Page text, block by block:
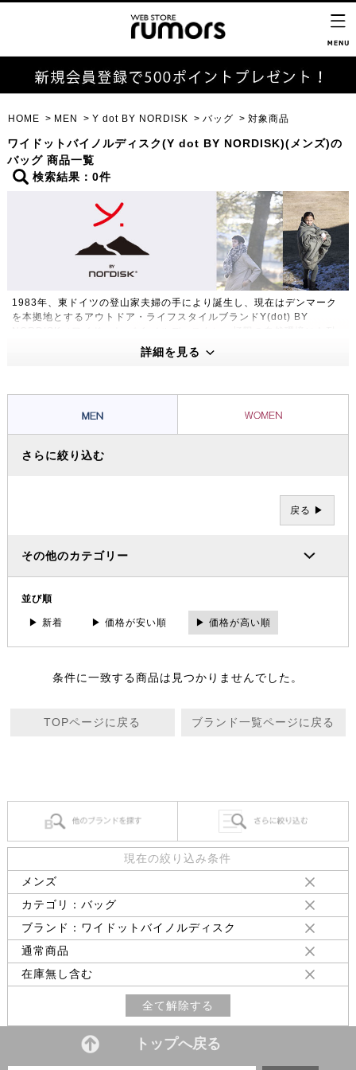
HOME MEN Y dot BY NORDISK バッグ 対象商品
ワイドットバイノルディスク(Y dot BY NORDISK)(メンズ)の
バッグ 商品一覧
検索結果：0件
1983年、東ドイツの登山家夫婦の手により誕生し、現在はデンマーク
を本拠地とするアウトドア・ライフスタイルブランドY(dot) BY
えうる高い機能性・保温性をもつプロダクトは、アウトドアのプロフェ
ッショナルたちから信頼を集め、数々の過酷な冒険やレースを支えてき
詳細を見る
さらに絞り込む
戻る ▶
その他のカテゴリー
並び順
▶ 新着 ▶ 価格が安い順 ▶ 価格が高い順
条件に一致する商品は見つかりませんでした。
TOPページに戻る ブランド一覧ページに戻る
現在の絞り込み条件
メンズ
カテゴリ：バッグ
ブランド：ワイドットバイノルディスク
通常商品
在庫無し含む
全て解除する
トップへ戻る